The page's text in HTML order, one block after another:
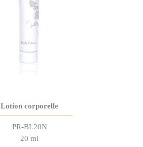
Lotion corporelle
PR-BL20N
20 ml